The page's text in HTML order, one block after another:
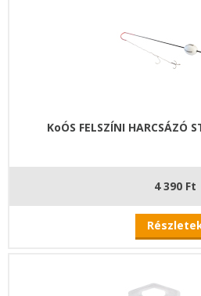
KoÓS FELSZÍNI HARCSÁZÓ
4 390 Ft